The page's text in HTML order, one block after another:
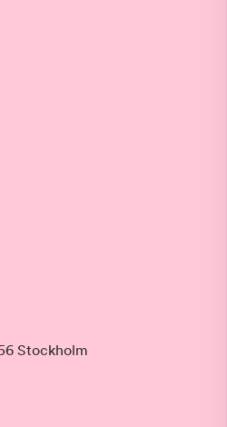
och tandkött
puts
tänder
Stockholm